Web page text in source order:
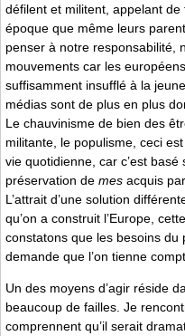
défilent et militent, appelant
époque que même leurs
penser à notre responsabilité,
mouvements car les
suffisamment insufflé à la
médias sont de plus en plus
Le chauvinisme de bien des
militante, le populisme, ceci
vie quotidienne, car c’est
préservation de mes acquis
L’attrait d’une solution
qu’on a construit l’Europe,
constatons que les besoins du
demande que l’on tienne
Un des moyens d’agir réside
beaucoup de failles. Je
comprennent qu’il serait